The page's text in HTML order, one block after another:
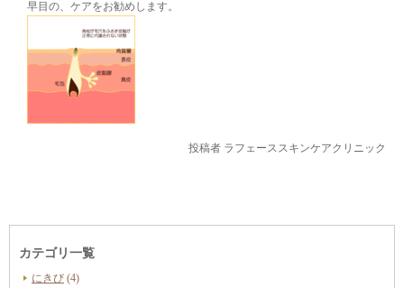
早目の、ケアをお勧めします。
投稿者 ラフェーススキンケアクリニック
カテゴリ一覧
にきび (4)